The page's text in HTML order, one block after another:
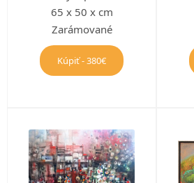
65 x 50 x cm
Zarámované
Kúpiť - 380€